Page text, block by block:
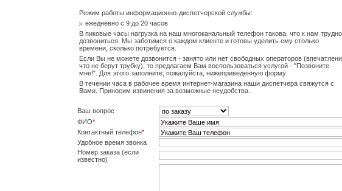
Режим работы информационно-диспетчерской службы:
ежедневно с 9 до 20 часов
В пиковые часы нагрузка на наш многоканальный телефон такова, что к нам трудно
дозвониться. Мы заботимся о каждом клиенте и готовы уделить ему столько
времени, сколько потребуется.
Если Вы не можете дозвонится - занято или нет свободных операторов
что не берут трубку), то предлагаем Вам воспользоваться услугой - "Позвоните
мне!". Для этого заполните, пожалуйста, нижеприведенную форму.
В течении часа в рабочее время интернет-магазина наши диспетчера свяжутся с
Вами. Приносим извинения за возможные неудобства.
Ваш вопрос
ФИО*
Контактный телефон*
Удобное время звонка
Номер заказа (если
известно)